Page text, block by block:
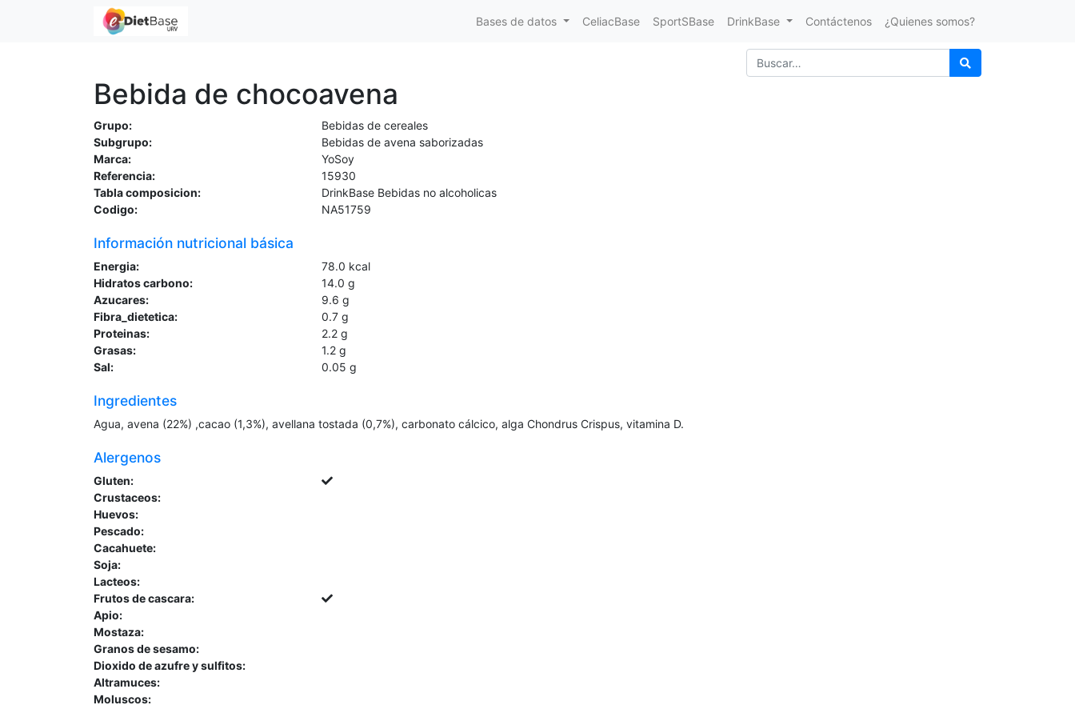
Bases de datos CeliacBase SportSBase DrinkBase Contáctenos ¿Quienes somos?
Bebida de chocoavena
Grupo:
Bebidas de cereales
Subgrupo:
Bebidas de avena saborizadas
Marca:
YoSoy
Referencia:
15930
Tabla composicion:
DrinkBase Bebidas no alcoholicas
Codigo:
NA51759
Información nutricional básica
Energia: 78.0 kcal
Hidratos carbono:
14.0 g
Azucares:
9.6 g
Fibra_dietetica:
0.7 g
Proteinas:
2.2 g
Grasas:
1.2 g
Sal:
0.05 g
Ingredientes
Agua, avena (22%) ,cacao (1,3%), avellana tostada (0,7%), carbonato cálcico, alga Chondrus Crispus, vitamina D.
Alergenos
Gluten:
Crustaceos:
Huevos:
Pescado:
Cacahuete:
Soja:
Lacteos:
Frutos de cascara:
Apio:
Mostaza:
Granos de sesamo:
Dioxido de azufre y sulfitos:
Altramuces:
Moluscos: